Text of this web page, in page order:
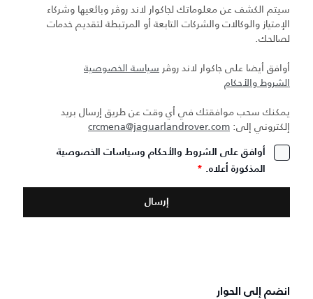
سيتم الكشف عن معلوماتك لجاكوار لاند روڤر وبائعيها وشركاء
الإمتياز والوكالات والشركات التابعة أو المرتبطة لتقديم خدمات
لصالحك.
أوافق أيضا على جاكوار لاند روڤر سياسة الخصوصية
الشروط والأحكام
يمكنك سحب موافقتك في أي وقت عن طريق إرسال بريد
إلكتروني إلى: crcmena@jaguarlandrover.com
أوافق على الشروط والأحكام وسياسات الخصوصية
المذكورة أعلاه. *
انضم إلى الحوار